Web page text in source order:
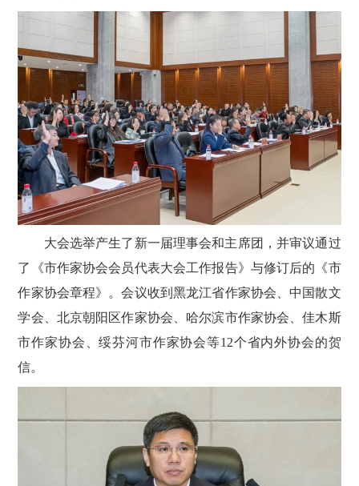
大会选举产生了新一届理事会和主席团，并审议通过
了《市作家协会会员代表大会工作报告》与修订后的《市
作家协会章程》。会议收到 黑龙江省作家协会
中国散文
学会、北京朝阳区作家协会、哈尔滨市作家协会、佳木斯
市作家协会、绥芬河市作家协会等12个省内外协会的贺
信。